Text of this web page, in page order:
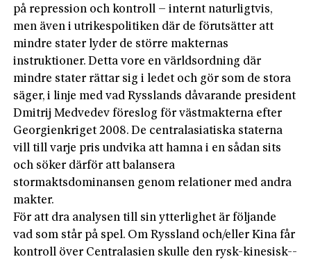
på repression och kontroll – internt naturligtvis,
men även i utrikespolitiken där de förutsätter att
mindre stater lyder de större makternas
instruktioner. Detta vore en världsordning där
mindre stater rättar sig i ledet och gör som de stora
säger, i linje med vad Rysslands dåvarande president
Dmitrij Medvedev föreslog för västmakterna efter
Georgienkriget 2008. De centralasiatiska staterna
vill till varje pris undvika att hamna i en sådan sits
och söker därför att balansera
stormaktsdominansen genom relationer med andra
makter.
För att dra analysen till sin ytterlighet är följande
vad som står på spel. Om Ryssland och/eller Kina får
kontroll över Centralasien skulle den rysk-kinesisk-­